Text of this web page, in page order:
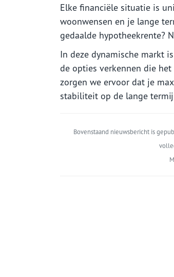
Elke financiële situatie is
woonwensen en je lange
gedaalde hypotheekrente?
In deze dynamische markt
de opties verkennen die
zorgen we ervoor dat je
stabiliteit op de lange
Bovenstaand nieuwsbericht is